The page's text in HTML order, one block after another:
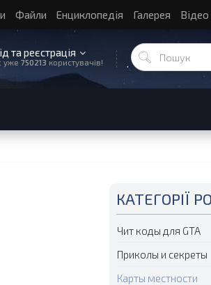
Файли Енциклопедія Галерея Відео
та реєстрація
уже 750213 користувачів!
КАТЕГОРІЇ
Чит коды для GTA
Приколы и секреты
Карты местности